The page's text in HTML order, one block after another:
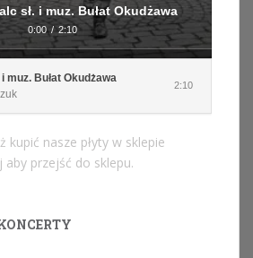
sł. i muz. Bułat Okudżawa
0:00 / 2:10
muz. Bułat Okudżawa
2:10
kupić nasze płyty w sklepie
aby przejść do sklepu.